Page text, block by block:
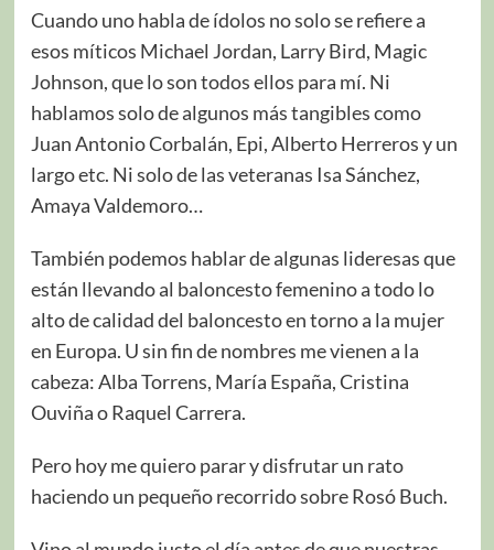
Cuando uno habla de ídolos no solo se refiere a
esos míticos Michael Jordan, Larry Bird, Magic
Johnson, que lo son todos ellos para mí. Ni
hablamos solo de algunos más tangibles como
Juan Antonio Corbalán, Epi, Alberto Herreros y un
largo etc. Ni solo de las veteranas Isa Sánchez,
Amaya Valdemoro…
También podemos hablar de algunas lideresas que
están llevando al baloncesto femenino a todo lo
alto de calidad del baloncesto en torno a la mujer
en Europa. U sin fin de nombres me vienen a la
cabeza: Alba Torrens, María España, Cristina
Ouviña o Raquel Carrera.
Pero hoy me quiero parar y disfrutar un rato
haciendo un pequeño recorrido sobre Rosó Buch.